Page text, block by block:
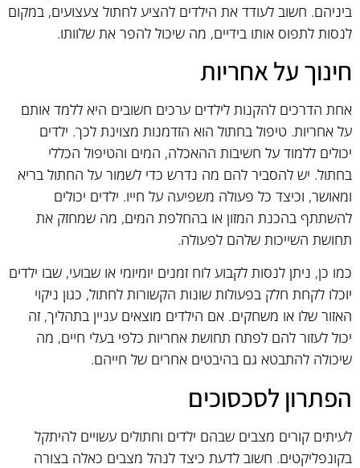
ביניהם. חשוב לעודד את הילדים להציע לחתול צעצועים, במקום
לנסות לתפוס אותו בידיים, מה שיכול להפר את שלוותו.
חינוך על אחריות
אחת הדרכים להקנות לילדים ערכים חשובים היא ללמד אותם
על אחריות. טיפול בחתול הוא הזדמנות מצוינת לכך. ילדים
יכולים ללמוד על חשיבות ההאכלה, המים והטיפול הכללי
בחתול. יש להסביר להם מה נדרש כדי לשמור על החתול בריא
ומאושר, וכיצד כל פעולה משפיעה על חייו. ילדים יכולים
להשתתף בהכנת המזון או בהחלפת המים, מה שמחזק את
תחושת השייכות שלהם לפעולה.
כמו כן, ניתן לנסות לקבוע לוח זמנים יומיומי או שבועי, שבו ילדים
יוכלו לקחת חלק בפעולות שונות הקשורות לחתול, כגון ניקוי
האזור שלו או משחקים. אם הילדים מוצאים עניין בתהליך, זה
יכול לעזור להם לפתח תחושת אחריות כלפי בעלי חיים, מה
שיכולה להתבטא גם בהיבטים אחרים של חייהם.
הפתרון לסכסוכים
לעיתים קורים מצבים שבהם ילדים וחתולים עשויים להיתקל
בקונפליקטים. חשוב לדעת כיצד לנהל מצבים כאלה בצורה